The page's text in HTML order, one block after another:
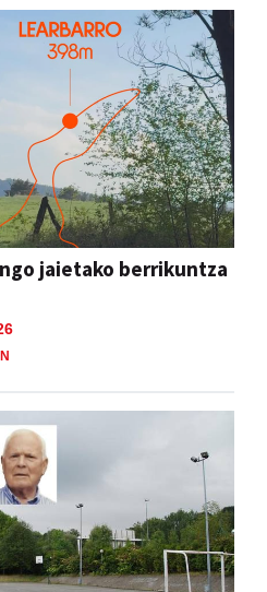
jaietako berrikuntza